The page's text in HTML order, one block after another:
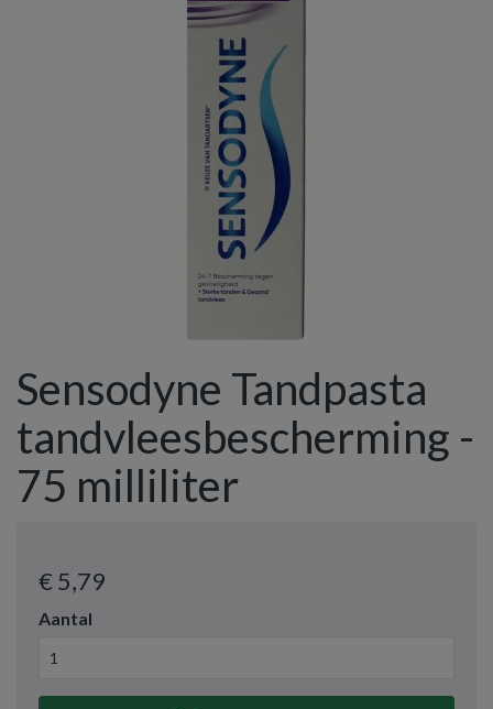
Sensodyne Tandpasta
tandvleesbescherming -
75 milliliter
€ 5,79
Aantal